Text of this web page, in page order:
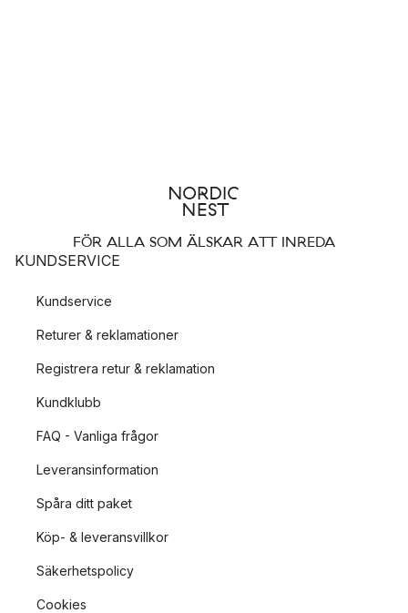
FÖR ALLA SOM ÄLSKAR ATT INREDA
KUNDSERVICE
Kundservice
Returer & reklamationer
Registrera retur & reklamation
Kundklubb
FAQ - Vanliga frågor
Leveransinformation
Spåra ditt paket
Köp- & leveransvillkor
Säkerhetspolicy
Cookies